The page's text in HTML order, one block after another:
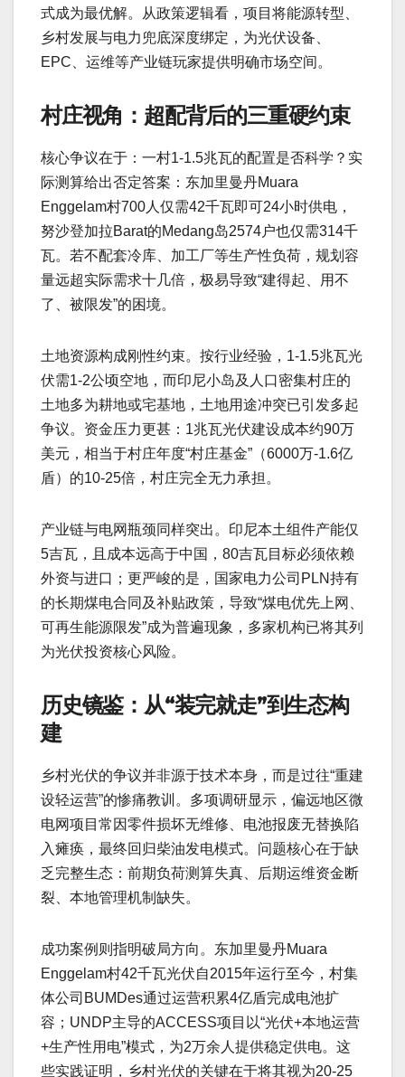
式成为最优解。从政策逻辑看，项目将能源转型、
乡村发展与电力兜底深度绑定，为光伏设备、
EPC、运维等产业链玩家提供明确市场空间。
村庄视角：超配背后的三重硬约束
核心争议在于：一村1-1.5兆瓦的配置是否科学？实
际测算给出否定答案：东加里曼丹Muara
Enggelam村700人仅需42千瓦即可24小时供电，
努沙登加拉Barat的Medang岛2574户也仅需314千
瓦。若不配套冷库、加工厂等生产性负荷，规划容
量远超实际需求十几倍，极易导致“建得起、用不
了、被限发”的困境。
土地资源构成刚性约束。按行业经验，1-1.5兆瓦光
伏需1-2公顷空地，而印尼小岛及人口密集村庄的
土地多为耕地或宅基地，土地用途冲突已引发多起
争议。资金压力更甚：1兆瓦光伏建设成本约90万
美元，相当于村庄年度“村庄基金”（6000万-1.6亿
盾）的10-25倍，村庄完全无力承担。
产业链与电网瓶颈同样突出。印尼本土组件产能仅
5吉瓦，且成本远高于中国，80吉瓦目标必须依赖
外资与进口；更严峻的是，国家电力公司PLN持有
的长期煤电合同及补贴政策，导致“煤电优先上网、
可再生能源限发”成为普遍现象，多家机构已将其列
为光伏投资核心风险。
历史镜鉴：从“装完就走”到生态构
建
乡村光伏的争议并非源于技术本身，而是过往“重建
设轻运营”的惨痛教训。多项调研显示，偏远地区微
电网项目常因零件损坏无维修、电池报废无替换陷
入瘫痪，最终回归柴油发电模式。问题核心在于缺
乏完整生态：前期负荷测算失真、后期运维资金断
裂、本地管理机制缺失。
成功案例则指明破局方向。东加里曼丹Muara
Enggelam村42千瓦光伏自2015年运行至今，村集
体公司BUMDes通过运营积累4亿盾完成电池扩
容；UNDP主导的ACCESS项目以“光伏+本地运营
+生产性用电”模式，为2万余人提供稳定供电。这
些实践证明，乡村光伏的关键在于将其视为20-25